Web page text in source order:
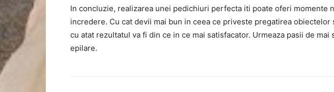
In concluzie, realizarea unei pedichiuri perfecta iti poate oferi momente
incredere. Cu cat devii mai bun in ceea ce priveste pregatirea obiectelor
cu atat rezultatul va fi din ce in ce mai satisfacator. Urmeaza pasii de mai
epilare.